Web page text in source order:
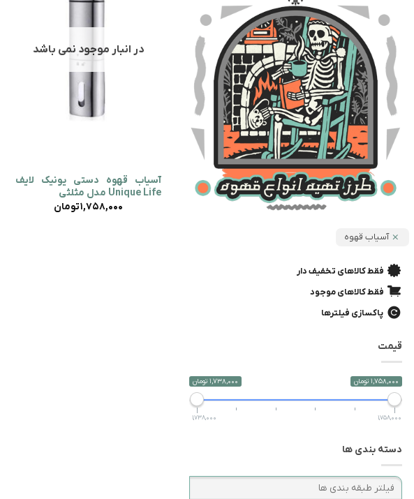
آسیاب قهوه
فقط کالاهای تخفیف دار
فقط کالاهای موجود
پاکسازی فیلترها
قیمت
1,738,000 تومان 1,758,000 تومان
1,738,000 1,758,000
دسته بندی ها
در انبار موجود نمی باشد
آسیاب قهوه دستی یونیک لایف
Unique Life مدل مثلثی
1,758,000تومان